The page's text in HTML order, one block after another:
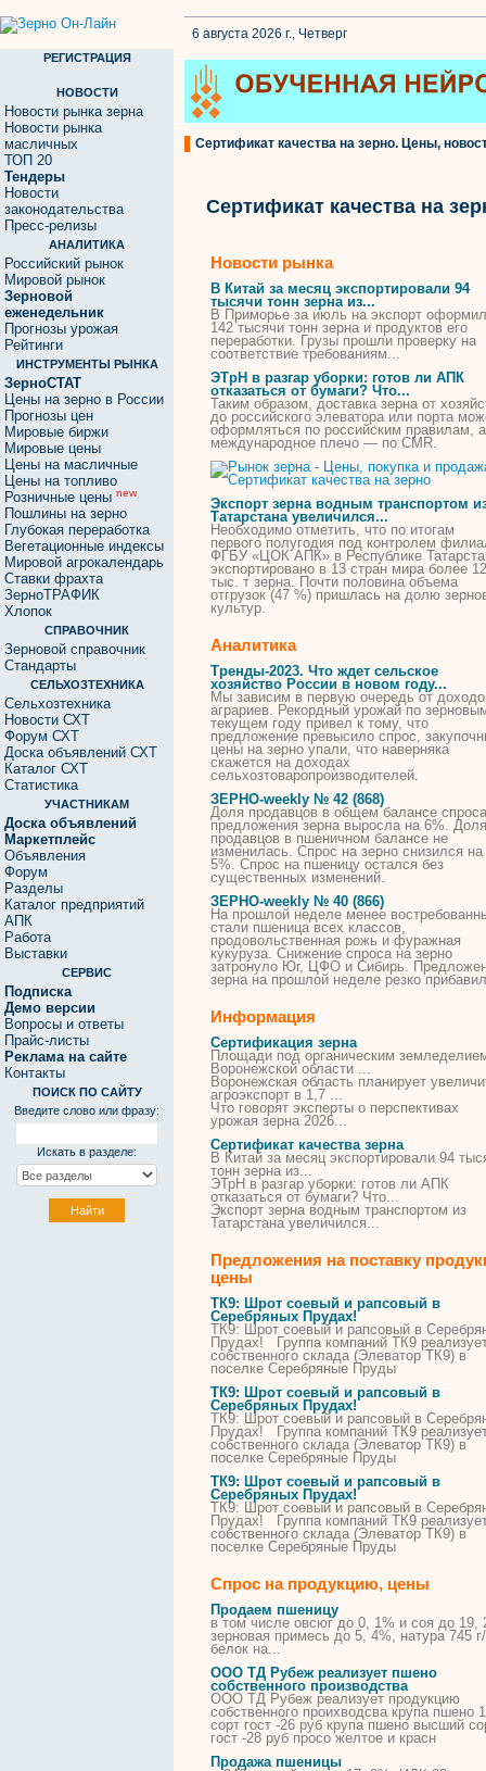
6 августа 2026 г., Четверг
РЕГИСТРАЦИЯ
НОВОСТИ
Новости рынка зерна
Новости рынка
масличных
ТОП 20
Тендеры
Новости
законодательства
Пресс-релизы
АНАЛИТИКА
Российский рынок
Мировой рынок
Зерновой
еженедельник
Прогнозы урожая
Рейтинги
ИНСТРУМЕНТЫ РЫНКА
ЗерноСТАТ
Цены на зерно в России
Прогнозы цен
Мировые биржи
Мировые цены
Цены на масличные
Цены на топливо
Розничные цены new
Пошлины на зерно
Глубокая переработка
Вегетационные индексы
Мировой агрокалендарь
Ставки фрахта
ЗерноТРАФИК
Хлопок
СПРАВОЧНИК
Зерновой справочник
Стандарты
СЕЛЬХОЗТЕХНИКА
Сельхозтехника
Новости СХТ
Форум СХТ
Доска объявлений СХТ
Каталог СХТ
Статистика
УЧАСТНИКАМ
Доска объявлений
Маркетплейс
Объявления
Форум
Разделы
Каталог предприятий
АПК
Работа
Выставки
СЕРВИС
Подписка
Демо версии
Вопросы и ответы
Прайс-листы
Реклама на сайте
Контакты
ПОИСК ПО САЙТУ
Введите слово или фразу:
Искать в разделе:
Сертификат качества на зерно. Цены,
Сертификат качества на
Новости рынка
В Китай за месяц экспортировали 94
тысячи тонн зернаиз...
В Приморье за июль на экспорт
142 тысячи тонн зерна и продуктов его
переработки. Грузы прошли проверку на
соответствие требованиям...
ЭТрН в разгар уборки: готов ли АПК
отказаться от бумаги? Что...
Таким образом, доставка зерна от
до российского элеватора или порта
оформляться по российским правилам, а
международное плечо — по CMR.
Экспорт зернаводным транспортом
Татарстана увеличился...
Необходимо отметить, что по итогам
первого полугодия под контролем
ФГБУ «ЦОК АПК» в Республике
экспортировано в 13 стран мира более
тыс. т зерна. Почти половина объема
отгрузок (47 %) пришлась на долю
культур.
Аналитика
Тренды-2023. Что ждет сельское
хозяйство России в новом году...
Мы зависим в первую очередь от
аграриев. Рекордный урожай по
текущем году привел к тому, что
предложение превысило спрос,
цены на зерно упали, что наверняка
скажется на доходах
сельхозтоваропроизводителей.
ЗЕРНО-weekly № 42 (868)
Доля продавцов в общем балансе
предложениязерна выросла на 6%. Доля
продавцов в пшеничном балансе не
изменилась. Спрос на зерно снизился на
5%. Спрос на пшеницу остался без
существенных изменений.
ЗЕРНО-weekly № 40 (866)
На прошлой неделе менее
стали пшеница всех классов,
продовольственная рожь и фуражная
кукуруза. Снижение спроса на зерно
затронуло Юг, ЦФО и Сибирь.
зерна на прошлой неделе резко
Информация
Сертификация зерна
Площади под органическим
Воронежской области ...
Воронежская область планирует
агроэкспорт в 1,7 ...
Что говорят эксперты о перспективах
урожая зерна 2026...
Сертификат качества зерна
В Китай за месяц экспортировали 94
тонн зерна из...
ЭТрН в разгар уборки: готов ли АПК
отказаться от бумаги? Что...
Экспорт зерна водным транспортом из
Татарстана увеличился...
Предложения на поставку
цены
ТК9: Шрот соевый и рапсовый в
Серебряных Прудах!
ТК9: Шрот соевый и рапсовый в
Прудах! Группа компаний ТК9
собственного склада (Элеватор ТК9) в
поселке Серебряные Пруды
ТК9: Шрот соевый и рапсовый в
Серебряных Прудах!
ТК9: Шрот соевый и рапсовый в
Прудах! Группа компаний ТК9
собственного склада (Элеватор ТК9) в
поселке Серебряные Пруды
ТК9: Шрот соевый и рапсовый в
Серебряных Прудах!
ТК9: Шрот соевый и рапсовый в
Прудах! Группа компаний ТК9
собственного склада (Элеватор ТК9) в
поселке Серебряные Пруды
Спрос на продукцию, цены
Продаем пшеницу
в том числе овсюг до 0, 1% и соя до 19,
зерновая примесь до 5, 4%, натура 745
белок на...
ООО ТД Рубеж реализует пшено
собственного производства
ООО ТД Рубеж реализует продукцию
собственного проихводсва крупа пшено 1
сорт гост -26 руб крупа пшено высший
гост -28 руб просо желтое и красн
Продажа пшеницы